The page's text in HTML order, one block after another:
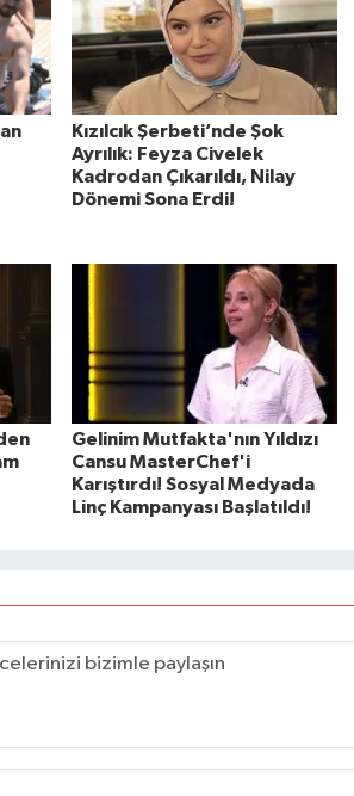
Kızılcık Şerbeti’nde Şok
Ayrılık: Feyza Civelek
Kadrodan Çıkarıldı, Nilay
Dönemi Sona Erdi!
Gelinim Mutfakta'nın Yıldızı
Cansu MasterChef'i
Karıştırdı! Sosyal Medyada
Linç Kampanyası Başlatıldı!